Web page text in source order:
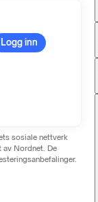
Logg inn
sosiale nettverk
av Nordnet. De